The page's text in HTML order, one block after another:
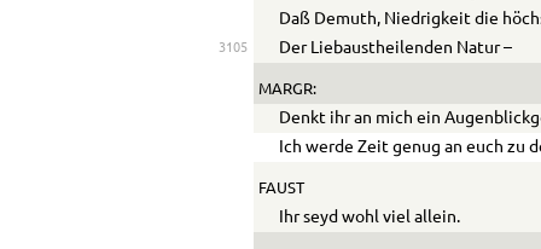
Daß Demuth, Niedrigkeit die
3105 Der Liebaustheilenden Natur –
MARGR:
Denkt ihr an mich ein
Ich werde Zeit genug an euch zu
FAUST
Ihr seyd wohl viel allein.